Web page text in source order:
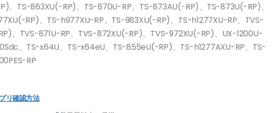
、TS-863XU(-RP)、TS-870U-RP、TS-873AU(-RP)、TS-873U(-RP)、
RP)、TS-h977XU-RP、TS-983XU(-RP)、TS-h1277XU-RP、TVS-
、TVS-871U-RP、TVS-872XU(-RP)、TVS-972XU(-RP)、UX-1200U-
、TS-x64U、TS-x64eU、TS-855eU(-RP)、TS-h1277AXU-RP、TS-
RP
リ確認方法